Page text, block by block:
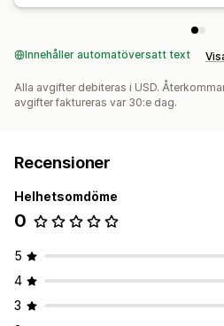
Innehåller automatöversatt text
Alla avgifter debiteras i USD.
avgifter faktureras var 30:e dag.
Recensioner
Helhetsomdöme
0
5
4
3